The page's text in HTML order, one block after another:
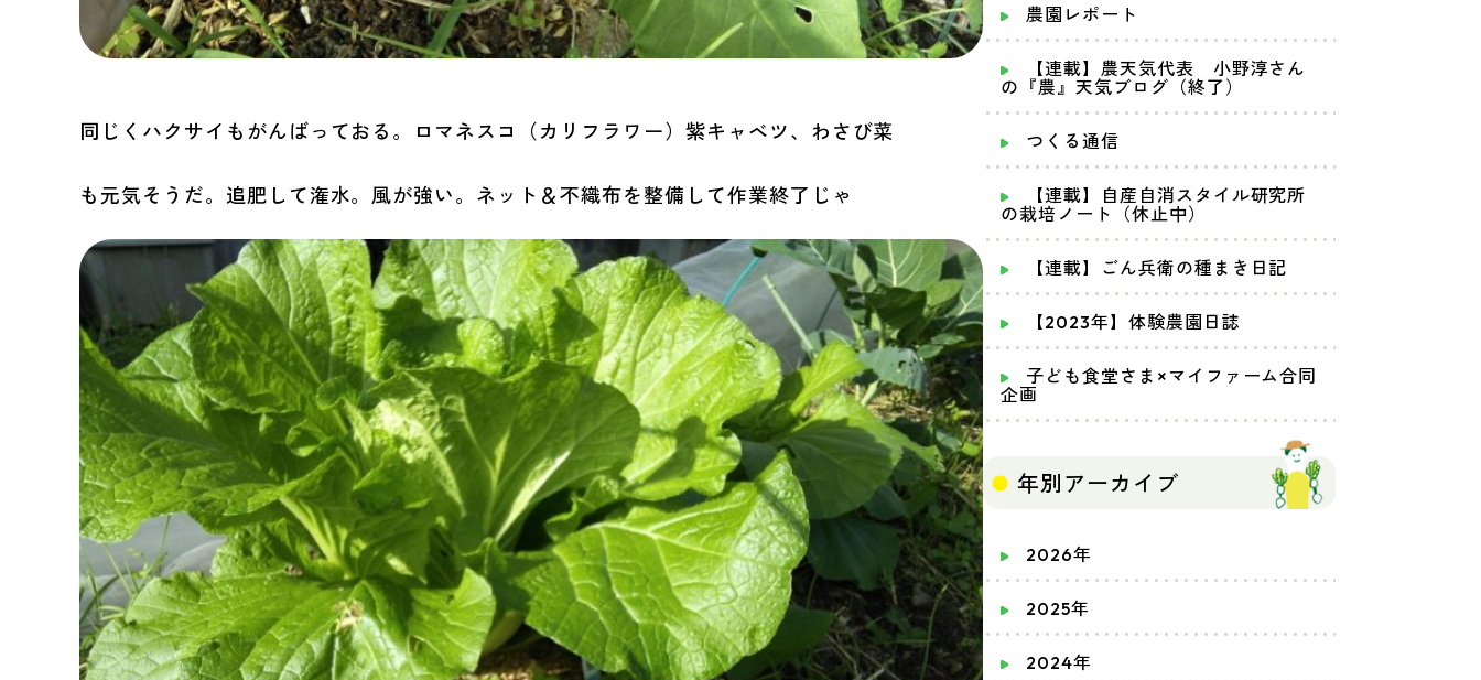
同じくハクサイもがんばっておる。ロマネスコ（カリフラワー）紫キャベツ、わさび菜
も元気そうだ。追肥して潅水。風が強い。ネット＆不織布を整備して作業終了じゃ
農園レポート
【連載】農天気代表 小野淳さん
の『農』天気ブログ（終了）
つくる通信
【連載】自産自消スタイル研究所
の栽培ノート（休止中）
【連載】ごん兵衛の種まき日記
【2023年】体験農園日誌
子ども食堂さま×マイファーム合同
企画
年別アーカイブ
2026年
2025年
2024年